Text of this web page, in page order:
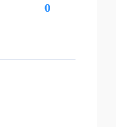
0